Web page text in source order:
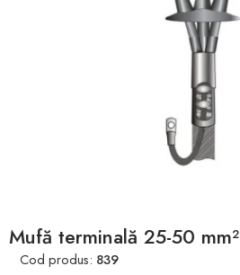
Mufă terminală 25-50 mm²
Cod produs: 839